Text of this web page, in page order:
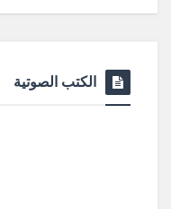
الكتب الصوتية